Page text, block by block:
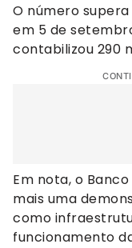
O número
em 5 de
contabilizou 290
Em nota, o
mais uma
como
funcionamento